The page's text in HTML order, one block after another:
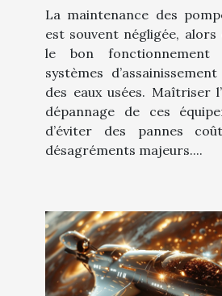
La maintenance des
est souvent négligée, alors
le bon fonctionnement
systèmes
des eaux usées. Maîtriser
dépannage de ces
d’éviter des pannes
désagréments majeurs....